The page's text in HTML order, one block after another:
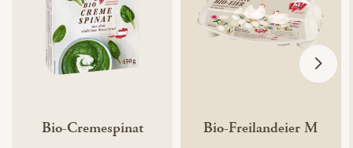
Bio-Cremespinat Bio-Freilandeier M